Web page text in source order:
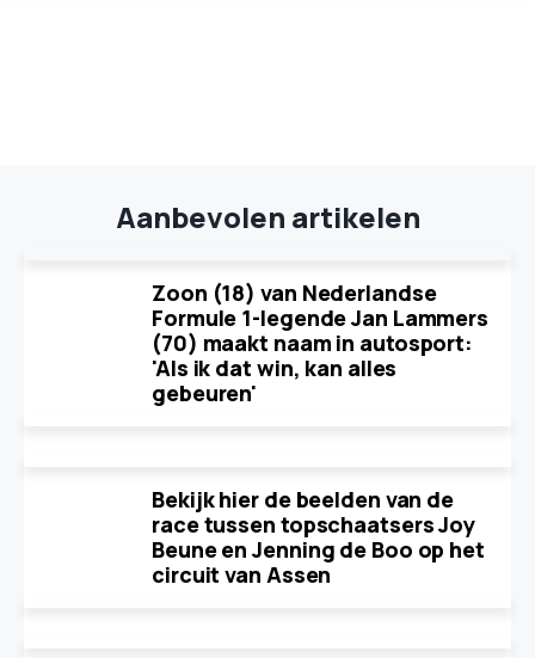
Aanbevolen artikelen
Zoon (18) van Nederlandse
Formule 1-legende Jan Lammers
(70) maakt naam in autosport:
'Als ik dat win, kan alles
gebeuren'
Bekijk hier de beelden van de
race tussen topschaatsers Joy
Beune en Jenning de Boo op het
circuit van Assen